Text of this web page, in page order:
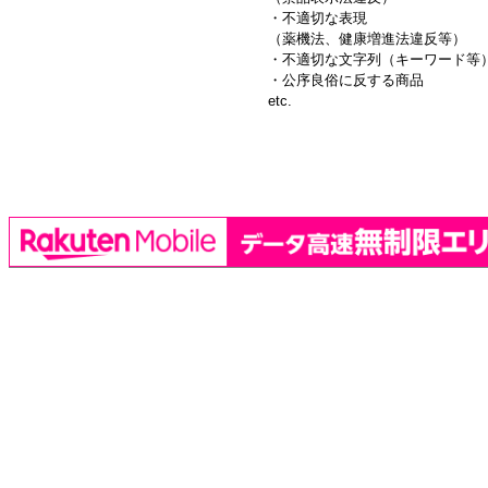
・不適切な表現
（薬機法、健康増進法違反等）
・不適切な文字列（キーワード等
・公序良俗に反する商品
etc.